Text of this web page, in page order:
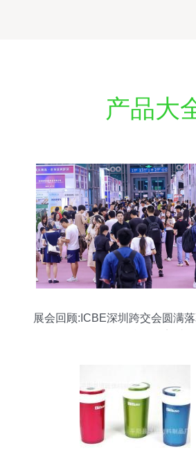
产品大
展会回顾:ICBE深圳跨交会圆满